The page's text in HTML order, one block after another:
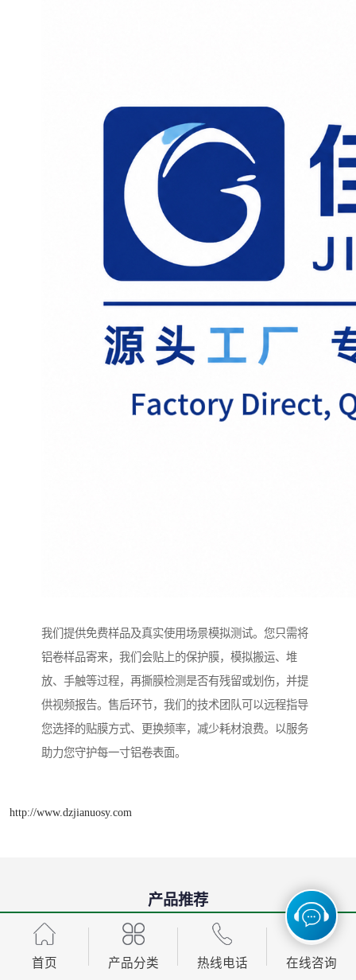
我们提供免费样品及真实使用场景模拟测试。您只需将
铝卷样品寄来，我们会贴上的保护膜，模拟搬运、堆
放、手触等过程，再撕膜检测是否有残留或划伤，并提
供视频报告。售后环节，我们的技术团队可以远程指导
您选择的贴膜方式、更换频率，减少耗材浪费。以服务
助力您守护每一寸铝卷表面。
http://www.dzjianuosy.com
产品推荐
Development, design, production and sales in one of the
manufacturing enterprises
首页 产品分类 热线电话 在线咨询